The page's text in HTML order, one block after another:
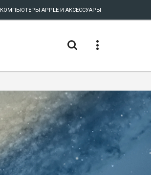
КОМПЬЮТЕРЫ APPLE И АКСЕССУАРЫ